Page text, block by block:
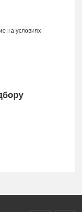
на условиях